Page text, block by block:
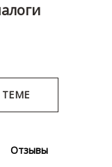
Отзывы